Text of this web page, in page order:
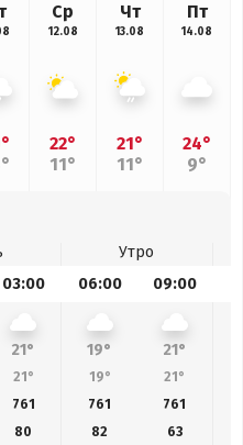
Ср
12.08
22°
11°
Чт
13.08
21°
11°
Пт
14.08
24°
9°
Утро
03:00 06:00 09:00
21° 19° 21°
21° 19° 21°
761 761 761
80 82 63